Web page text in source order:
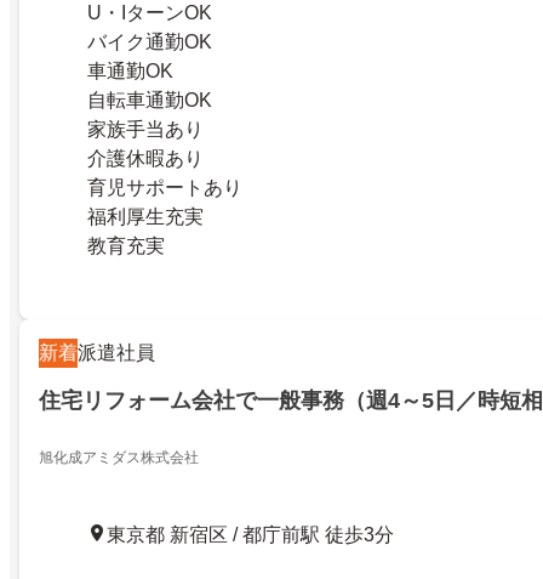
U・IターンOK
バイク通勤OK
車通勤OK
自転車通勤OK
家族手当あり
介護休暇あり
育児サポートあり
福利厚生充実
教育充実
新着派遣社員
住宅リフォーム会社で一般事務（週4～5日／時短
旭化成アミダス株式会社
東京都 新宿区 / 都庁前駅 徒歩3分